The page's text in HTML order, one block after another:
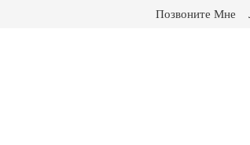
Позвоните Мне